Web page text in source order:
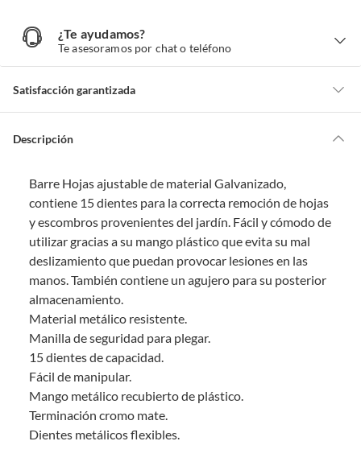
¿Te ayudamos?
Te asesoramos por chat o teléfono
y
Satisfacción garantizada
de la compra.
comprado por internet y que hay ciertas categorías que no tienen este
derecho:
Productos que, por su naturaleza, no puedan ser devueltos,
puedan deteriorarse o caducar con rapidez.
Confeccionados a la medida.
De uso personal.
En sodimac.cl te damos30 días desde que recibes el producto
estar en perfecto estado, con todas sus etiquetas y sin uso, tal como te lo
entregamos.
Productos digitales que se entregan a través de una descarga
electrónica, por ejemplo, cupones de experiencia o programas
para el computador.
Productos a pedido o confeccionados a medida.
Productos que han sido informados como imperfectos, usados,
Descripción
Barre Hojas ajustable de material Galvanizado,
contiene 15 dientes para la correcta remoción de hojas
y escombros provenientes del jardín. Fácil y cómodo de
utilizar gracias a su mango plástico que evita su mal
deslizamiento que puedan provocar lesiones en las
manos. También contiene un agujero para su posterior
almacenamiento.
Material metálico resistente.
Manilla de seguridad para plegar.
15 dientes de capacidad.
Fácil de manipular.
Mango metálico recubierto de plástico.
Terminación cromo mate.
Dientes metálicos flexibles.